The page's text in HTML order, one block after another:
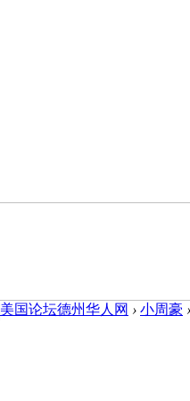
美国论坛德州华人网 › 小周豪 ›